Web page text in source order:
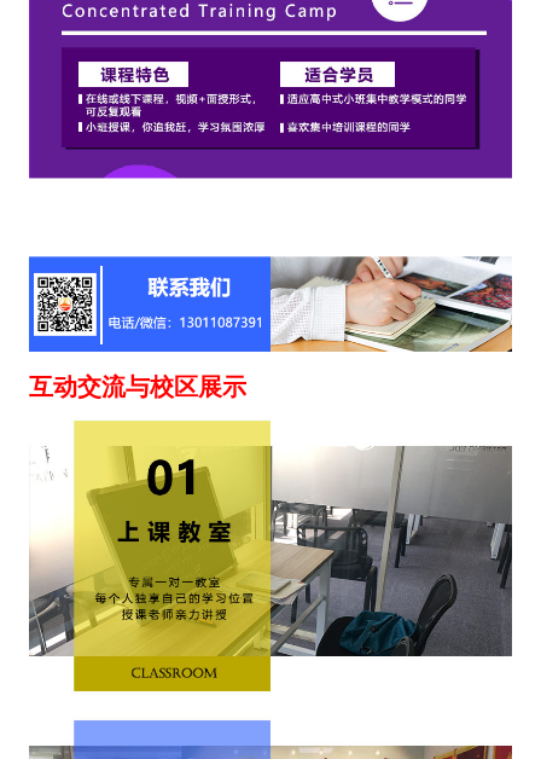
互动交流与校区展示